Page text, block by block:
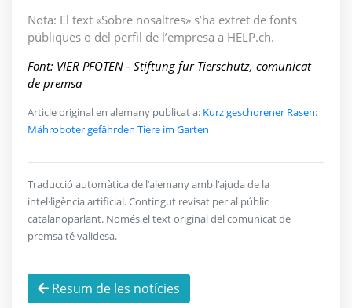
Nota: El text «Sobre nosaltres» s’ha extret de fonts
públiques o del perfil de l’empresa a HELP.ch.
Font: VIER PFOTEN - Stiftung für Tierschutz, comunicat
de premsa
Article original en alemany publicat a: Kurz geschorener Rasen:
Mähroboter gefährden Tiere im Garten
Traducció automàtica de l’alemany amb l’ajuda de la
intel·ligència artificial. Contingut revisat per al públic
catalanoparlant. Només el text original del comunicat de
premsa té validesa.
Resum de les notícies